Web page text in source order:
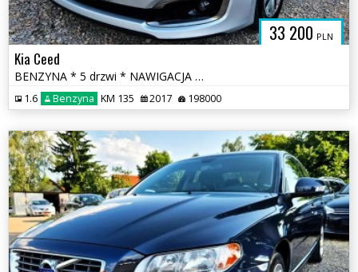
33 200 PLN
Kia Ceed
BENZYNA * 5 drzwi * NAWIGACJA * KAMERA * super * okazja * polecamy
1.6 Benzyna KM 135 2017 198000